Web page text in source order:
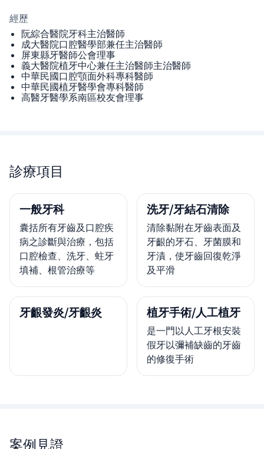
經歷
阮綜合醫院牙科主治醫師
成大醫院口腔醫學部兼任主治醫師
屏東縣牙醫師公會理事
義大醫院植牙中心兼任主治醫師主治醫師
中華民國口腔顎面外科專科醫師
中華民國植牙醫學會專科醫師
高醫牙醫學系南區校友會理事
診療項目
一般牙科
囊括所有牙齒及口腔疾
病之診斷與治療，包括
口腔檢查、洗牙、蛀牙
填補、根管治療等
洗牙/牙結石清除
清除黏附在牙齒表面及
牙齦的牙石、牙菌膜和
牙漬，使牙齒回復乾淨
及平滑
牙齦發炎/牙齦炎 植牙手術/人工植牙
是一門以人工牙根安裝
假牙以彌補缺齒的牙齒
的修復手術
案例見證